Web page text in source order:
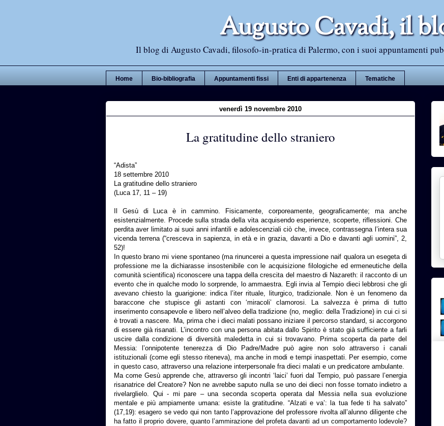
Augusto Cavadi, il
Il blog di Augusto Cavadi, filosofo-in-pratica di Palermo, con i suoi appuntamenti
Home Bio-bibliografia Appuntamenti fissi Enti di appartenenza Tematiche
venerdì 19 novembre 2010
La gratitudine dello straniero
“Adista”
18 settembre 2010
La gratitudine dello straniero
(Luca 17, 11 – 19)
Il Gesù di Luca è in cammino. Fisicamente, corporeamente, geograficamente; ma anche
esistenzialmente. Procede sulla strada della vita acquisendo esperienze, scoperte, riflessioni. Che
perdita aver limitato ai suoi anni infantili e adolescenziali ciò che, invece, contrassegna l’intera sua
vicenda terrena (“cresceva in sapienza, in età e in grazia, davanti a Dio e davanti agli uomini”, 2,
52)!
In questo brano mi viene spontaneo (ma rinuncerei a questa impressione naif qualora un esegeta di
professione me la dichiarasse insostenibile con le acquisizione filologiche ed ermeneutiche della
comunità scientifica) riconoscere una tappa della crescita del maestro di Nazareth: il racconto di un
evento che in qualche modo lo sorprende, lo ammaestra. Egli invia al Tempio dieci lebbrosi che gli
avevano chiesto la guarigione: indica l’iter rituale, liturgico, tradizionale. Non è un fenomeno da
baraccone che stupisce gli astanti con ‘miracoli’ clamorosi. La salvezza è prima di tutto
inserimento consapevole e libero nell’alveo della tradizione (no, meglio: della Tradizione) in cui ci si
è trovati a nascere. Ma, prima che i dieci malati possano iniziare il percorso standard, si accorgono
di essere già risanati. L’incontro con una persona abitata dallo Spirito è stato già sufficiente a farli
uscire dalla condizione di diversità maledetta in cui si trovavano. Prima scoperta da parte del
Messia: l’onnipotente tenerezza di Dio Padre/Madre può agire non solo attraverso i canali
istituzionali (come egli stesso riteneva), ma anche in modi e tempi inaspettati. Per esempio, come
in questo caso, attraverso una relazione interpersonale fra dieci malati e un predicatore ambulante.
Ma come Gesù apprende che, attraverso gli incontri ‘laici’ fuori dal Tempio, può passare l’energia
risanatrice del Creatore? Non ne avrebbe saputo nulla se uno dei dieci non fosse tornato indietro a
rivelarglielo. Qui - mi pare – una seconda scoperta operata dal Messia nella sua evoluzione
mentale e più ampiamente umana: esiste la gratitudine. “Alzati e va’: la tua fede ti ha salvato”
(17,19): esagero se vedo qui non tanto l’approvazione del professore rivolta all’alunno diligente che
ha fatto il proprio dovere, quanto l’ammirazione del profeta davanti ad un comportamento lodevole?